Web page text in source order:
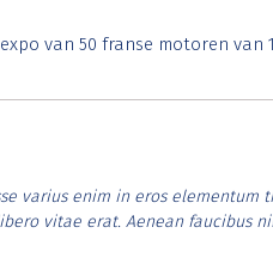
van 50 franse motoren van
varius enim in eros elementum
vitae erat. Aenean faucibus